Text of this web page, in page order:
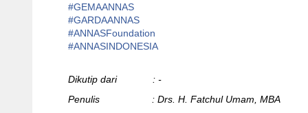
#GEMAANNAS
#GARDAANNAS
#ANNASFoundation
#ANNASINDONESIA
Dikutip dari : -
Penulis : Drs. H. Fatchul Umam, MBA